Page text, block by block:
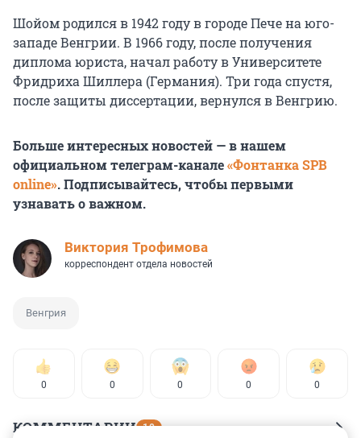
Шойом родился в 1942 году в городе Пече на юго-
западе Венгрии. В 1966 году, после получения
диплома юриста, начал работу в Университете
Фридриха Шиллера (Германия). Три года спустя,
после защиты диссертации, вернулся в Венгрию.
Больше интересных новостей — в нашем
официальном телеграм-канале«Фонтанка SPB
online». Подписывайтесь, чтобы первыми
узнавать о важном.
Виктория Трофимова
корреспондент отдела новостей
Венгрия
0 0 0 0 0
КОММЕНТАРИИ 10